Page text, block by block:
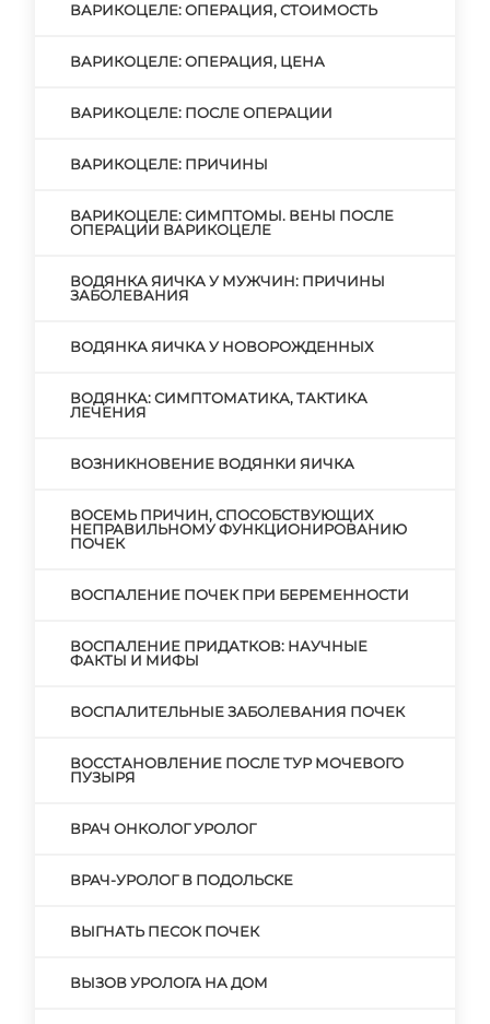
ВАРИКОЦЕЛЕ: ОПЕРАЦИЯ, СТОИМОСТЬ
ВАРИКОЦЕЛЕ: ОПЕРАЦИЯ, ЦЕНА
ВАРИКОЦЕЛЕ: ПОСЛЕ ОПЕРАЦИИ
ВАРИКОЦЕЛЕ: ПРИЧИНЫ
ВАРИКОЦЕЛЕ: СИМПТОМЫ. ВЕНЫ ПОСЛЕ
ОПЕРАЦИИ ВАРИКОЦЕЛЕ
ВОДЯНКА ЯИЧКА У МУЖЧИН: ПРИЧИНЫ
ЗАБОЛЕВАНИЯ
ВОДЯНКА ЯИЧКА У НОВОРОЖДЕННЫХ
ВОДЯНКА: СИМПТОМАТИКА, ТАКТИКА
ЛЕЧЕНИЯ
ВОЗНИКНОВЕНИЕ ВОДЯНКИ ЯИЧКА
ВОСЕМЬ ПРИЧИН, СПОСОБСТВУЮЩИХ
НЕПРАВИЛЬНОМУ ФУНКЦИОНИРОВАНИЮ
ПОЧЕК
ВОСПАЛЕНИЕ ПОЧЕК ПРИ БЕРЕМЕННОСТИ
ВОСПАЛЕНИЕ ПРИДАТКОВ: НАУЧНЫЕ
ФАКТЫ И МИФЫ
ВОСПАЛИТЕЛЬНЫЕ ЗАБОЛЕВАНИЯ ПОЧЕК
ВОССТАНОВЛЕНИЕ ПОСЛЕ ТУР МОЧЕВОГО
ПУЗЫРЯ
ВРАЧ ОНКОЛОГ УРОЛОГ
ВРАЧ-УРОЛОГ В ПОДОЛЬСКЕ
ВЫГНАТЬ ПЕСОК ПОЧЕК
ВЫЗОВ УРОЛОГА НА ДОМ